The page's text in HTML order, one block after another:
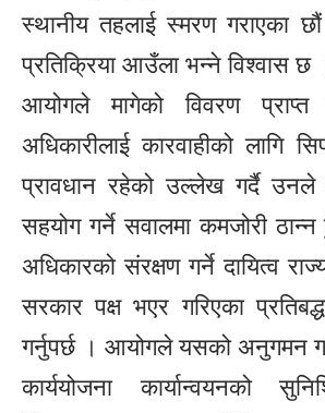
स्थानीय तहलाई स्मरण गराएका
प्रतिक्रिया आउँला भन्ने विश्वास छ
आयोगले मागेको विवरण प्राप्त
अधिकारीलाई कारवाहीको लागि
प्रावधान रहेको उल्लेख गर्दै
सहयोग गर्ने सवालमा कमजोरी
अधिकारको संरक्षण गर्ने दायित्व
सरकार पक्ष भएर गरिएका
गर्नुपर्छ । आयोगले यसको अनुगमन
कार्ययोजना कार्यान्वयनको